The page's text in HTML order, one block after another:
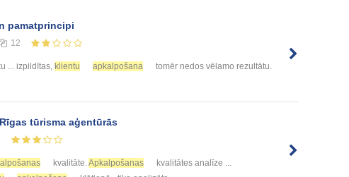
pamatprincipi
12
... izpildītas, klientu apkalpošana
tomēr nedos vēlamo rezultātu.
tūrisma aģentūrās
kvalitāte. Apkalpošanas
kvalitātes analīze ...